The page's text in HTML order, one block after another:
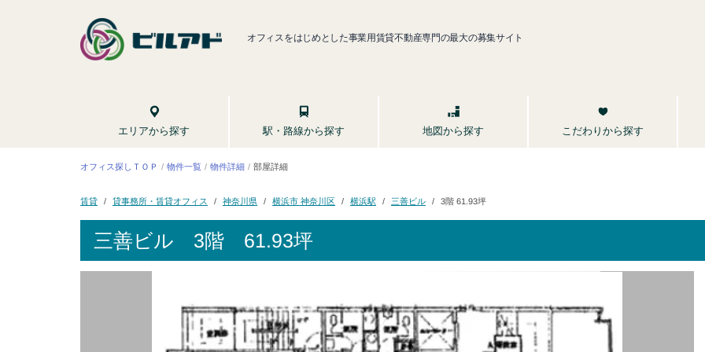
オフィスをはじめとした事業用賃貸不動産専門の最大の募集サイト
エリアから探す 駅・路線から探す 地図から探す こだわりから探す
オフィス探しＴＯＰ 物件一覧 物件詳細 部屋詳細
賃貸 貸事務所・賃貸オフィス 神奈川県 横浜市 神奈川区 横浜駅 三善ビル 3階 61.93坪
三善ビル 3階 61.93坪